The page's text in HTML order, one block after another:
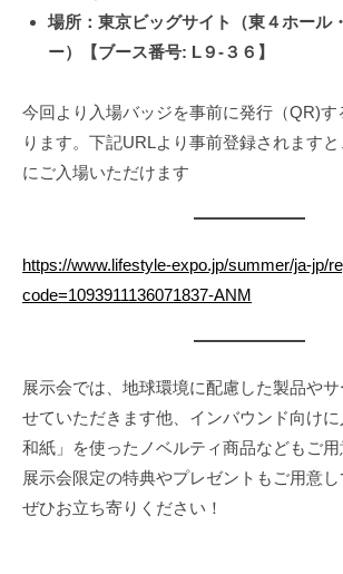
u
_
p
場所：東京ビッグサイト（東４ホール
ー）【ブース番号: L９-３６ 】
今回より入場バッジを事前に発行（QR)す
ります。下記URLより事前登録されます
にご入場いただけます
https://www.lifestyle-expo.jp/summer/ja-jp/
code=1093911136071837-ANM
展示会では、地球環境に配慮した製品や
せていただきます他、インバウンド向け
和紙」を使ったノベルティ商品などもご用
展示会限定の特典やプレゼントもご用意し
ぜひお立ち寄りください！